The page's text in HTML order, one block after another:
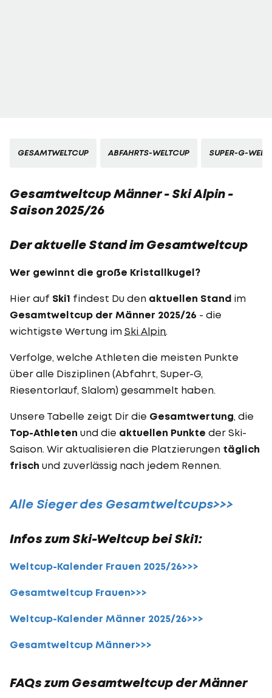
GESAMTWELTCUP ABFAHRTS-WELTCUP SUPER-G-
Gesamtweltcup Männer - Ski Alpin -
Saison 2025/26
Der aktuelle Stand im Gesamtweltcup
Wer gewinnt die große Kristallkugel?
Hier auf Ski1 findest Du den aktuellen Stand im
Gesamtweltcup der Männer 2025/26 - die
wichtigste Wertung im Ski Alpin.
Verfolge, welche Athleten die meisten Punkte
über alle Disziplinen (Abfahrt, Super-G,
Riesentorlauf, Slalom) gesammelt haben.
Unsere Tabelle zeigt Dir die Gesamtwertung, die
Top-Athleten und die aktuellen Punkte der Ski-
Saison. Wir aktualisieren die Platzierungen täglich
frisch und zuverlässig nach jedem Rennen.
Alle Sieger des Gesamtweltcups>>>
Infos zum Ski-Weltcup bei Ski1:
Weltcup-Kalender Frauen 2025/26>>>
Gesamtweltcup Frauen>>>
Weltcup-Kalender Männer 2025/26>>>
Gesamtweltcup Männer>>>
FAQs zum Gesamtweltcup der Männer